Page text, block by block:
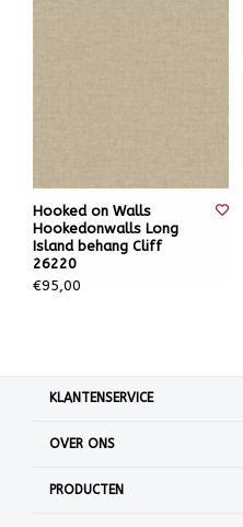
Hooked on Walls
Hookedonwalls Long
Island behang Cliff
26220
€95,00
KLANTENSERVICE
OVER ONS
PRODUCTEN